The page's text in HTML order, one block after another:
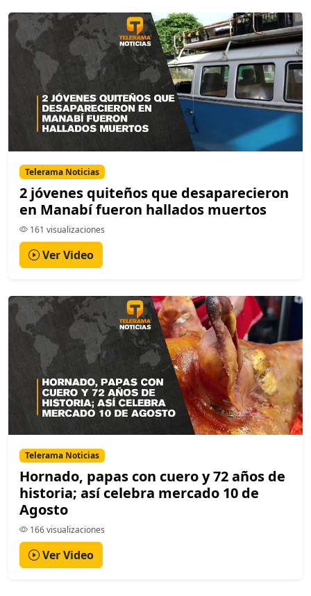
Telerama Noticias
2 jóvenes quiteños que desaparecieron
en Manabí fueron hallados muertos
161 visualizaciones
Ver Video
Telerama Noticias
Hornado, papas con cuero y 72 años de
historia; así celebra mercado 10 de
Agosto
166 visualizaciones
Ver Video